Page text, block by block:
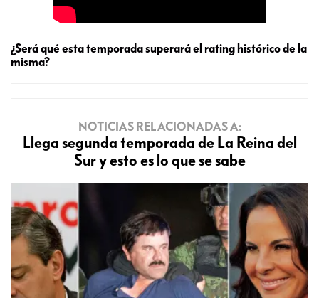
¿Será qué esta temporada superará el rating histórico de la
misma?
NOTICIAS RELACIONADAS A:
Llega segunda temporada de La Reina del
Sur y esto es lo que se sabe